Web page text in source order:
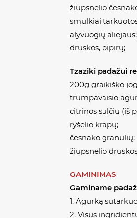
žiupsnelio
smulkiai
alyvuogių aliejaus;
druskos, pipirų;
Tzaziki padažui
200g graikiško
trumpavaisio
citrinos sulčių (iš
ryšelio krapų;
česnako granulių;
žiupsnelio
GAMINIMAS
Gaminame
1. Agurką
2. Visus